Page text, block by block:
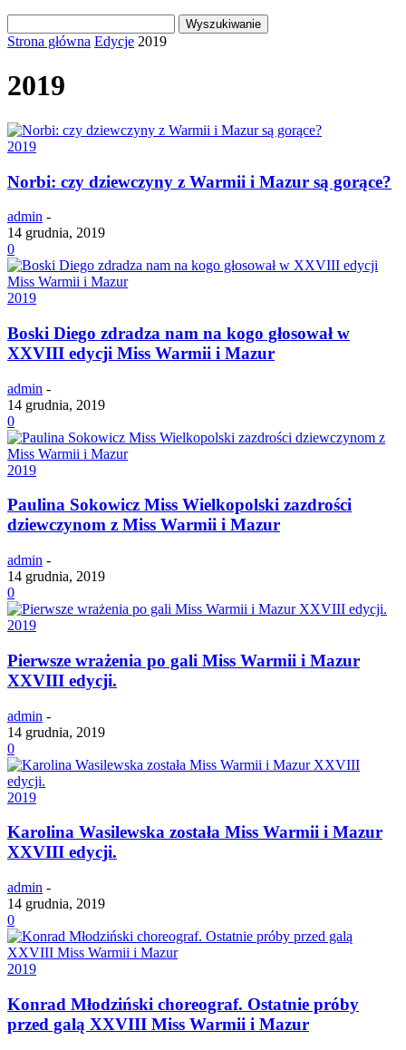
Strona główna Edycje 2019
2019
2019
Norbi: czy dziewczyny z Warmii i Mazur są gorące?
admin -
14 grudnia, 2019
0
2019
Boski Diego zdradza nam na kogo głosował w
XXVIII edycji Miss Warmii i Mazur
admin -
14 grudnia, 2019
0
2019
Paulina Sokowicz Miss Wielkopolski zazdrości
dziewczynom z Miss Warmii i Mazur
admin -
14 grudnia, 2019
0
2019
Pierwsze wrażenia po gali Miss Warmii i Mazur
XXVIII edycji.
admin -
14 grudnia, 2019
0
2019
Karolina Wasilewska została Miss Warmii i Mazur
XXVIII edycji.
admin -
14 grudnia, 2019
0
2019
Konrad Młodziński choreograf. Ostatnie próby
przed galą XXVIII Miss Warmii i Mazur